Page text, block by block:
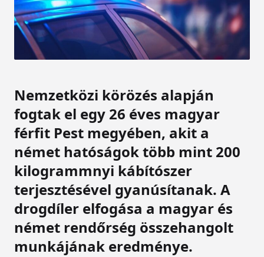
Nemzetközi körözés alapján
fogtak el egy 26 éves magyar
férfit Pest megyében, akit a
német hatóságok több mint 200
kilogrammnyi kábítószer
terjesztésével gyanúsítanak. A
drogdíler elfogása a magyar és
német rendőrség összehangolt
munkájának eredménye.